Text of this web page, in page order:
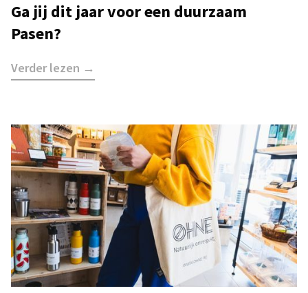
Ga jij dit jaar voor een duurzaam
Pasen?
Verder lezen →